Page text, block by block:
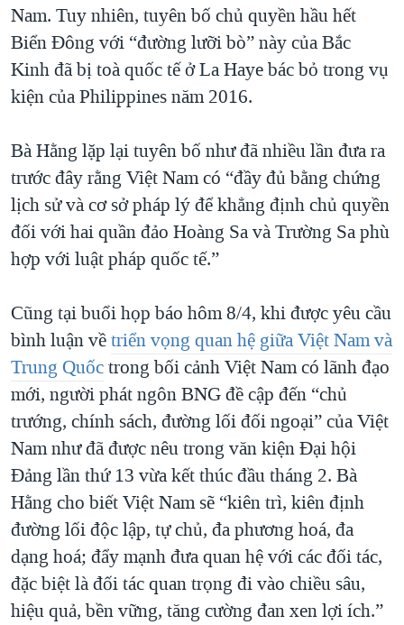
Nam. Tuy nhiên, tuyên bố chủ quyền hầu hết
Biển Đông với “đường lưỡi bò” này của Bắc
Kinh đã bị toà quốc tế ở La Haye bác bỏ trong vụ
kiện của Philippines năm 2016.
Bà Hằng lặp lại tuyên bố như đã nhiều lần đưa ra
trước đây rằng Việt Nam có “đầy đủ bằng chứng
lịch sử và cơ sở pháp lý để khẳng định chủ quyền
đối với hai quần đảo Hoàng Sa và Trường Sa phù
hợp với luật pháp quốc tế.”
Cũng tại buổi họp báo hôm 8/4, khi được yêu cầu
bình luận vềtriển vọng quan hệ giữa Việt Nam và
Trung Quốctrong bối cảnh Việt Nam có lãnh đạo
mới, người phát ngôn BNG đề cập đến “chủ
trướng, chính sách, đường lối đối ngoại” của Việt
Nam như đã được nêu trong văn kiện Đại hội
Đảng lần thứ 13 vừa kết thúc đầu tháng 2. Bà
Hằng cho biết Việt Nam sẽ “kiên trì, kiên định
đường lối độc lập, tự chủ, đa phương hoá, đa
dạng hoá; đẩy mạnh đưa quan hệ với các đối tác,
đặc biệt là đối tác quan trọng đi vào chiều sâu,
hiệu quả, bền vững, tăng cường đan xen lợi ích.”